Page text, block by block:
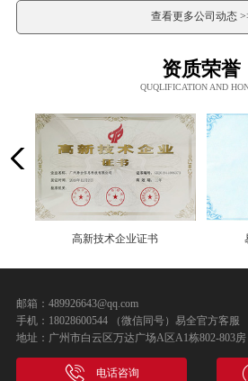
查看更多公司动态
资质荣誉
QUQLIFICATION AND
高新技术企业证书
邮箱：489926643@qq.com
手机：18028600544 （微信同号）易全官方客服
地址：广州市白云区万达广场A区A1栋802-803房
电话咨询